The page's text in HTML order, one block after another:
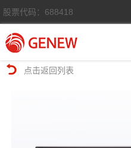
股票代码：688418
点击返回列表